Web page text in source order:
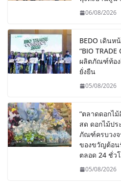
06/08/2026
BEDO เดินห
“BIO
ผลิตภัณฑ์ท้อง
ยั่งยืน
05/08/2026
“ตลาดดอกไ
สด ดอกไม้ป
ภัณฑ์ครบวงจ
ของขวัญต้อน
ตลอด 24 ชั่ว
05/08/2026